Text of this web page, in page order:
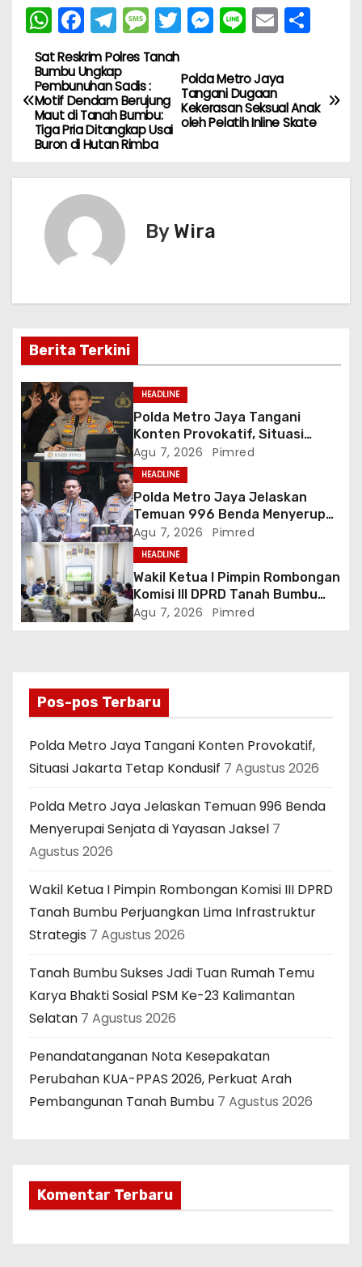
W
h
a
ts
A
p
p
F
a
c
e
b
o
o
k
T
el
e
gr
a
m
M
e
s
s
a
g
e
T
w
itt
er
M
e
s
s
e
g
Li
n
e
E
m
ai
l
S
e
N
a
v
i
p
o
s
Polda Metro Jaya
Tangani Dugaan
Kekerasan Seksual Anak
oleh Pelatih Inline Skate
Sat Reskrim Polres Tanah
Bumbu Ungkap
Pembunuhan Sadis :
Motif Dendam Berujung
Maut di Tanah Bumbu:
Tiga Pria Ditangkap Usai
Buron di Hutan Rimba
By Wira
Berita Terkini
HEADLINE
Polda Metro Jaya Tangani
Konten Provokatif, Situasi
Jakarta Tetap Kondusif
Agu 7, 2026 Pimred
HEADLINE
Polda Metro Jaya Jelaskan
Temuan 996 Benda Menyerupai
Senjata di Yayasan Jaksel
Agu 7, 2026 Pimred
HEADLINE
Wakil Ketua I Pimpin Rombongan
Komisi III DPRD Tanah Bumbu
Perjuangkan Lima Infrastruktur
Agu 7, 2026 Pimred
Pos-pos Terbaru
Polda Metro Jaya Tangani Konten Provokatif,
Situasi Jakarta Tetap Kondusif 7 Agustus 2026
Polda Metro Jaya Jelaskan Temuan 996 Benda
Menyerupai Senjata di Yayasan Jaksel 7
Agustus 2026
Wakil Ketua I Pimpin Rombongan Komisi III DPRD
Tanah Bumbu Perjuangkan Lima Infrastruktur
Strategis 7 Agustus 2026
Tanah Bumbu Sukses Jadi Tuan Rumah Temu
Karya Bhakti Sosial PSM Ke-23 Kalimantan
Selatan 7 Agustus 2026
Penandatanganan Nota Kesepakatan
Perubahan KUA-PPAS 2026, Perkuat Arah
Pembangunan Tanah Bumbu 7 Agustus 2026
Komentar Terbaru